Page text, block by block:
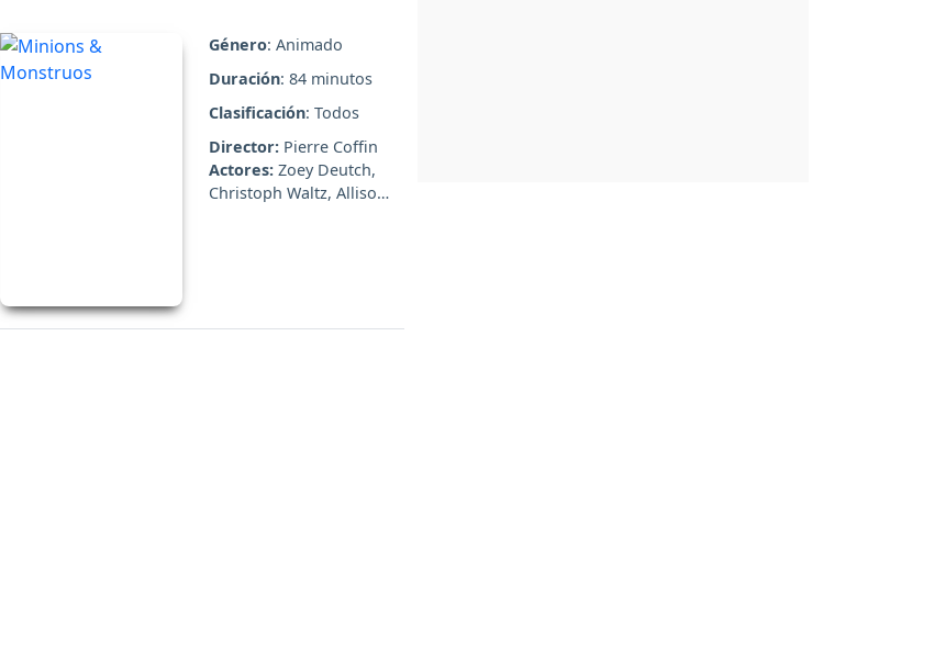
Género: Animado
Duración: 84 minutos
Clasificación: Todos
Director: Pierre Coffin
Actores: Zoey Deutch,
Christoph Waltz, Allison